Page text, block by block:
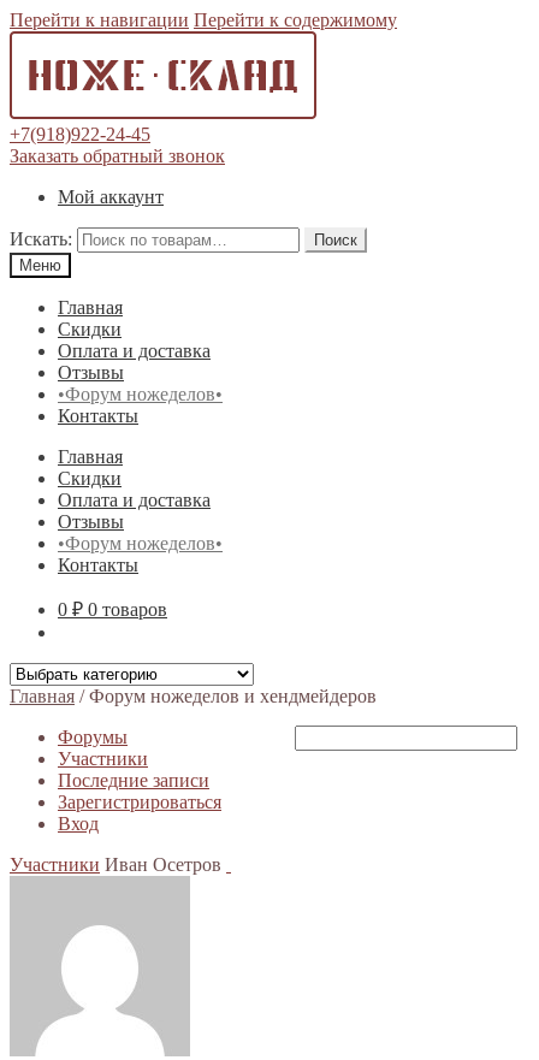
Перейти к навигации Перейти к содержимому
+7(918)922-24-45
Заказать обратный звонок
Мой аккаунт
Искать:
Поиск
Меню
Главная
Скидки
Оплата и доставка
Отзывы
•Форум ножеделов•
Контакты
Главная
Скидки
Оплата и доставка
Отзывы
•Форум ножеделов•
Контакты
0 ₽ 0 товаров
Главная /Форум ножеделов и хендмейдеров
Форумы
Участники
Последние записи
Зарегистрироваться
Вход
Участники Иван Осетров